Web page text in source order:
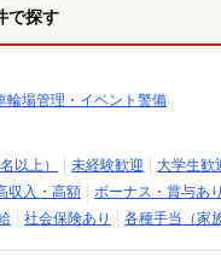
で探す
輪場管理・イベント警備
以上） 未経験歓迎 大学生歓
収入・高額 ボーナス・賞与あり
社会保険あり 各種手当（家